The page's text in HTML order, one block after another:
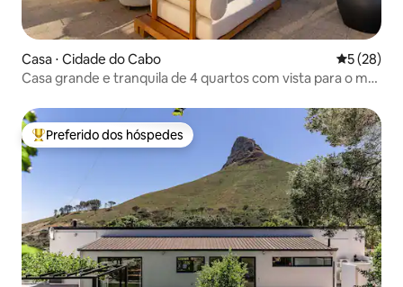
Casa ⋅ Cidade do Cabo 5 de uma
5 (28)
Casa grande e tranquila de 4 quartos com vista para o mar
Entre os melhores preferidos dos hóspedes
Preferido dos hóspedes